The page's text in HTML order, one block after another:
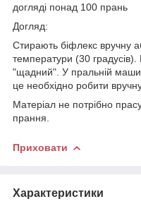
догляді понад 100 прань
Догляд:
Стирають біфлекс вручну
температури (30
"щадний". У пральній
це необхідно робити
Матеріал не потрібно
прання.
Приховати
Характеристики